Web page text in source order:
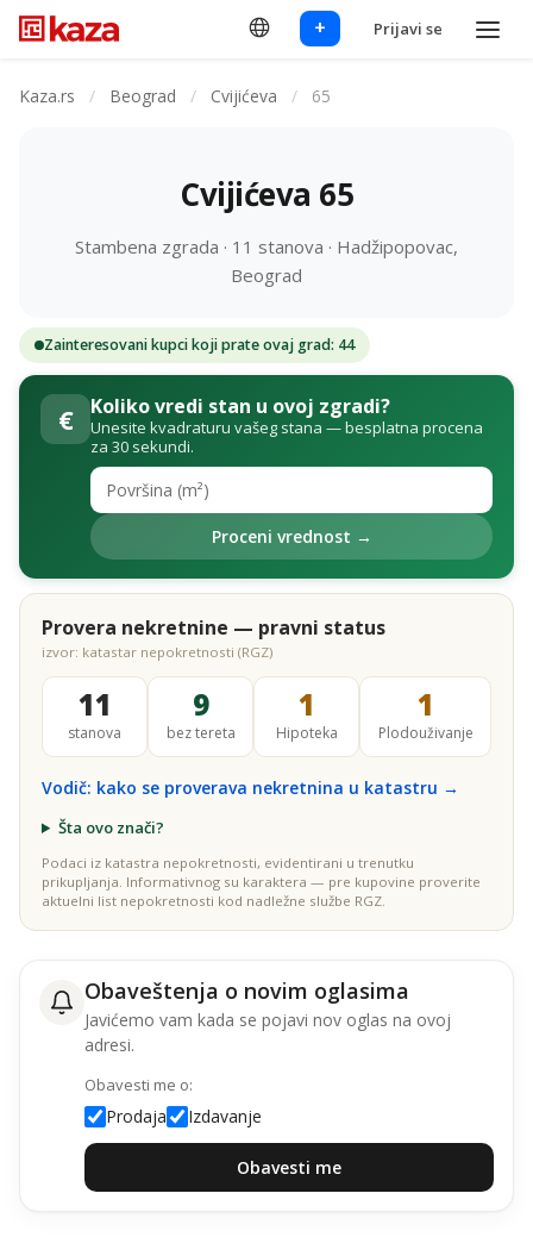
+ Prijavi se
Kaza.rs / Beograd / Cvijićeva / 65
Cvijićeva 65
Stambena zgrada · 11 stanova · Hadžipopovac,
Beograd
Zainteresovani kupci koji prate ovaj grad: 44
€ Koliko vredi stan u ovoj zgradi?
Unesite kvadraturu vašeg stana — besplatna procena
za 30 sekundi.
Proceni vrednost →
Provera nekretnine — pravni status
izvor: katastar nepokretnosti (RGZ)
11
stanova
9
bez tereta
1
Hipoteka
1
Plodouživanje
Vodič: kako se proverava nekretnina u katastru →
Šta ovo znači?
Podaci iz katastra nepokretnosti, evidentirani u trenutku
prikupljanja. Informativnog su karaktera — pre kupovine proverite
aktuelni list nepokretnosti kod nadležne službe RGZ.
Obaveštenja o novim oglasima
Javićemo vam kada se pojavi nov oglas na ovoj
adresi.
Obavesti me o:
Prodaja Izdavanje
Obavesti me